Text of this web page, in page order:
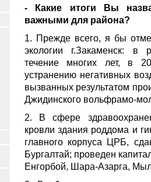
- Какие итоги Вы
важными для района?
1. Прежде всего, я бы
экологии г.Закаменск: в
течение многих лет, в
устранению негативных
вызванных результатом
Джидинского вольфрамо-
2. В сфере
кровли здания роддома и
главного корпуса ЦРБ,
Бургалтай; проведен
Енгорбой, Шара-Азарга,